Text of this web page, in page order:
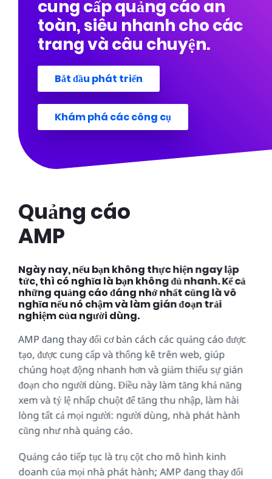
cung cấp quảng cáo an
toàn, siêu nhanh cho các
trang và câu chuyện.
Bắt đầu phát triển
Khám phá các công cụ
Quảng cáo
AMP
Ngày nay, nếu bạn không thực hiện ngay lập
tức, thì có nghĩa là bạn không đủ nhanh. Kể cả
những quảng cáo đáng nhớ nhất cũng là vô
nghĩa nếu nó chậm và làm gián đoạn trải
nghiệm của người dùng.
AMP đang thay đổi cơ bản cách các quảng cáo được
tạo, được cung cấp và thống kê trên web, giúp
chúng hoạt động nhanh hơn và giảm thiểu sự gián
đoạn cho người dùng. Điều này làm tăng khả năng
xem và tỷ lệ nhấp chuột để tăng thu nhập, làm hài
lòng tất cả mọi người: người dùng, nhà phát hành
cũng như nhà quảng cáo.
Quảng cáo tiếp tục là trụ cột cho mô hình kinh
doanh của mọi nhà phát hành; AMP đang thay đổi